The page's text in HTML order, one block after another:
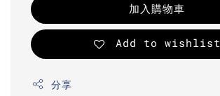
加入購物車
Add to wishlist
分享